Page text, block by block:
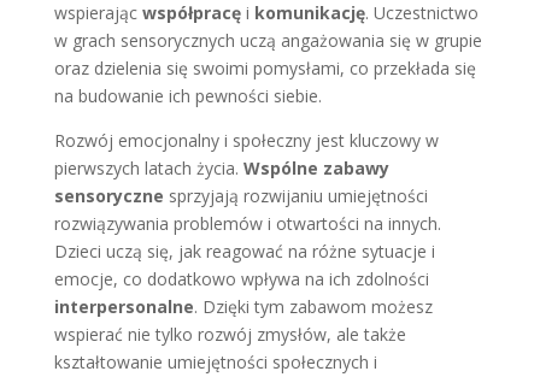
wspierając współpracęi komunikację. Uczestnictwo
w grach sensorycznych uczą angażowania się w grupie
oraz dzielenia się swoimi pomysłami, co przekłada się
na budowanie ich pewności siebie.
Rozwój emocjonalny i społeczny jest kluczowy w
pierwszych latach życia. Wspólne zabawy
sensoryczne sprzyjają rozwijaniu umiejętności
rozwiązywania problemów i otwartości na innych.
Dzieci uczą się, jak reagować na różne sytuacje i
emocje, co dodatkowo wpływa na ich zdolności
interpersonalne. Dzięki tym zabawom możesz
wspierać nie tylko rozwój zmysłów, ale także
kształtowanie umiejętności społecznych i